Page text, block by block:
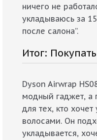
ничего не
укладываюсь за
после салона”.
Итог:
Dyson Airwrap
модный гаджет, а
для тех, кто хочет
волосами. Он
укладывается,